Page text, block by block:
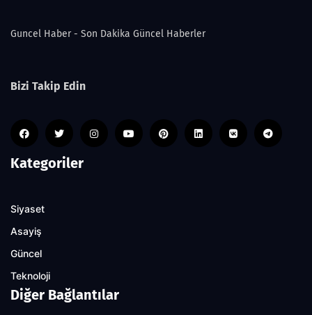
Guncel Haber - Son Dakika Güncel Haberler
Bizi Takip Edin
Kategoriler
Siyaset
Asayiş
Güncel
Teknoloji
Diğer Bağlantılar